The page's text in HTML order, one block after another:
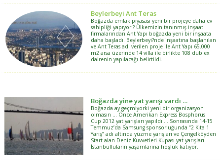
Beylerbeyi Ant Teras
Boğazda emlak piyasası yeni bir projeye daha ev
sahipliği yapıyor ? Ülkemizin tanınmış inşaat
firmalarından Ant Yapı boğazda yeni bir inşaata
daha başladı. Beylerbeyi?nde inşaatına başlanılan
ve Ant Teras adı verilen proje ile Ant Yapı 65.000
m2 arsa üzerinde 14 villa ile birlikte 108 dublex
dairenin yapılacağı belirtildi.
Boğazda yine yat yarışı vardı …
Boğazda ay geçmiyorki yeni bir organizasyon
olmasın … Önce Amerikan Express Bosphorus
Cup 2012 yat yarışları yapıldı … Sonrasında 14-15
Temmuz’da Samsung sponsorluğunda “2 Kıta 1
Yarış” adı altında yüzme yarışları ve Çengelköyden
Start alan Deniz Kuvvetleri Kupası yat yarışları
İstanbulluların yaşamlarına hoşluk katıyor.